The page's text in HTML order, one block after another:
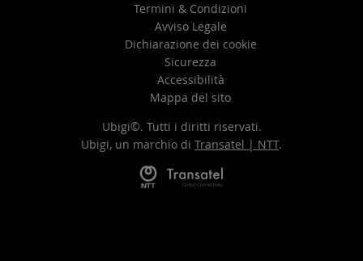
Termini & Condizioni
Avviso Legale
Dichiarazione dei cookie
Sicurezza
Accessibilità
Mappa del sito
Ubigi©. Tutti i diritti riservati.
Ubigi, un marchio di Transatel | NTT.